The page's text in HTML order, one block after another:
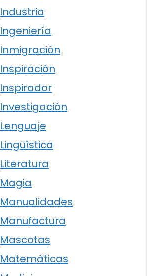
Industria
Ingeniería
Inmigración
Inspiración
Inspirador
Investigación
Lenguaje
Lingüística
Literatura
Magia
Manualidades
Manufactura
Mascotas
Matemáticas